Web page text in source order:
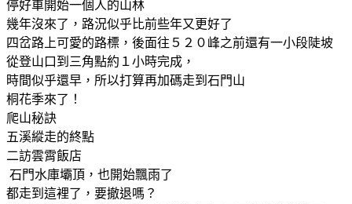
停好車開始一個人的山林
幾年沒來了，路況似乎比前些年又更好了
四岔路上可愛的路標，後面往５２０峰之前還有一小段陡坡
從登山口到三角點約１小時完成，
時間似乎還早，所以打算再加碼走到石門山
桐花季來了！
爬山秘訣
五溪縱走的終點
二訪雲霄飯店
石門水庫壩頂，也開始飄雨了
都走到這裡了，要撤退嗎？